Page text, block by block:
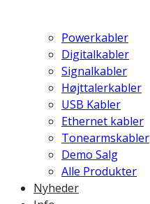
Powerkabler
Digitalkabler
Signalkabler
Højttalerkabler
USB Kabler
Ethernet kabler
Tonearmskabler
Demo Salg
Alle Produkter
Nyheder